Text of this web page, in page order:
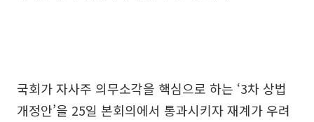
국회가 자사주 의무소각을 핵심으로 하는 ‘3차 상법
개정안’을 25일 본회의에서 통과시키자 재계가 우려